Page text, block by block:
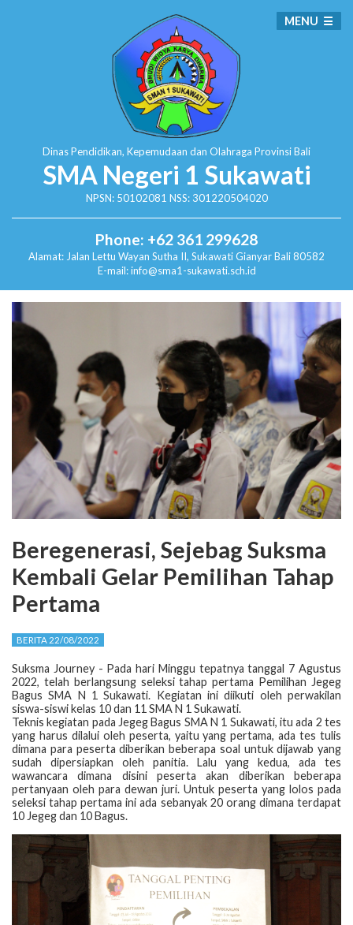
Dinas Pendidikan, Kepemudaan dan Olahraga Provinsi Bali
SMA Negeri 1 Sukawati
NPSN: 50102081 NSS: 301220504020
Phone: +62 361 299628
Alamat: Jalan Lettu Wayan Sutha II, SukawatiGianyar Bali 80582
E-mail: info@sma1-sukawati.sch.id
MENU
Beregenerasi, Sejebag Suksma
Kembali Gelar Pemilihan Tahap
Pertama
BERITA 22/08/2022
Suksma Journey - Pada hari Minggu tepatnya tanggal 7 Agustus
2022, telah berlangsung seleksi tahap pertama Pemilihan Jegeg
Bagus SMA N 1 Sukawati. Kegiatan ini diikuti oleh perwakilan
siswa-siswi kelas 10 dan 11 SMA N 1 Sukawati.
Teknis kegiatan pada Jegeg Bagus SMA N 1 Sukawati, itu ada 2 tes
yang harus dilalui oleh peserta, yaitu yang pertama, ada tes tulis
dimana para peserta diberikan beberapa soal untuk dijawab yang
sudah dipersiapkan oleh panitia. Lalu yang kedua, ada tes
wawancara dimana disini peserta akan diberikan beberapa
pertanyaan oleh para dewan juri. Untuk peserta yang lolos pada
seleksi tahap pertama ini ada sebanyak 20 orang dimana terdapat
10 Jegeg dan 10 Bagus.